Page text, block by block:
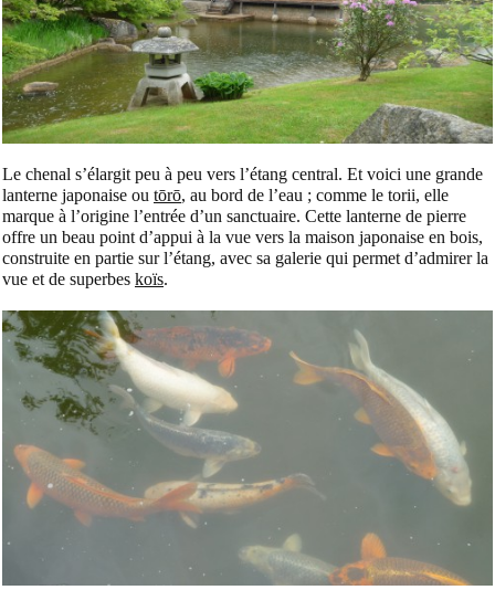
Le chenal s’élargit peu à peu vers l’étang central. Et voici une grande
lanterne japonaise ou tōrō, au bord de l’eau ; comme le torii, elle
marque à l’origine l’entrée d’un sanctuaire. Cette lanterne de pierre
offre un beau point d’appui à la vue vers la maison japonaise en bois,
construite en partie sur l’étang, avec sa galerie qui permet d’admirer la
vue et de superbes koïs.